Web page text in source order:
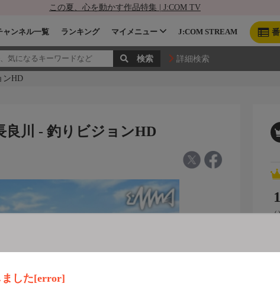
この夏、心を動かす作品特集 | J:COM TV
ャンネル一覧 ランキング マイメニュー J:COM STREAM
詳細検索
ンHD
した[error]
良川 - 釣りビジョンHD
1
(-)